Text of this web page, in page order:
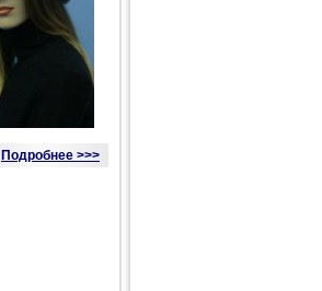
Подробнее >>>